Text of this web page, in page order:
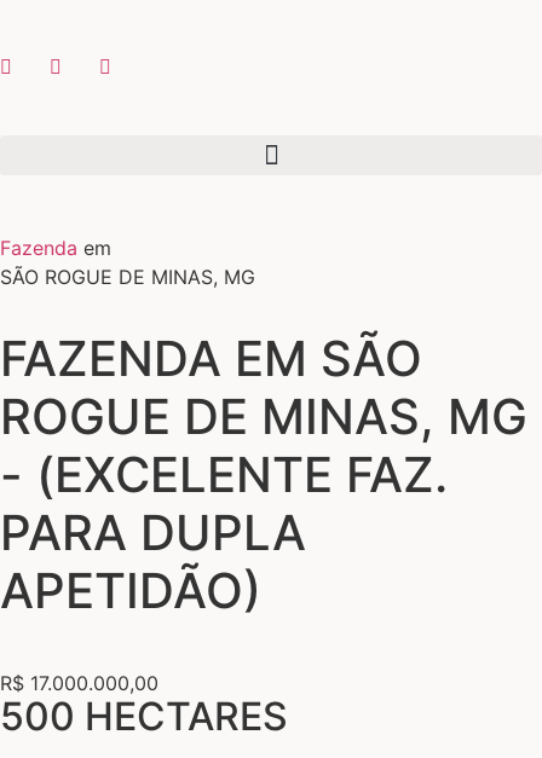
Fazenda em
SÃO ROGUE DE MINAS, MG
FAZENDA EM SÃO
ROGUE DE MINAS, MG
- (EXCELENTE FAZ.
PARA DUPLA
APETIDÃO)
R$ 17.000.000,00
500 HECTARES